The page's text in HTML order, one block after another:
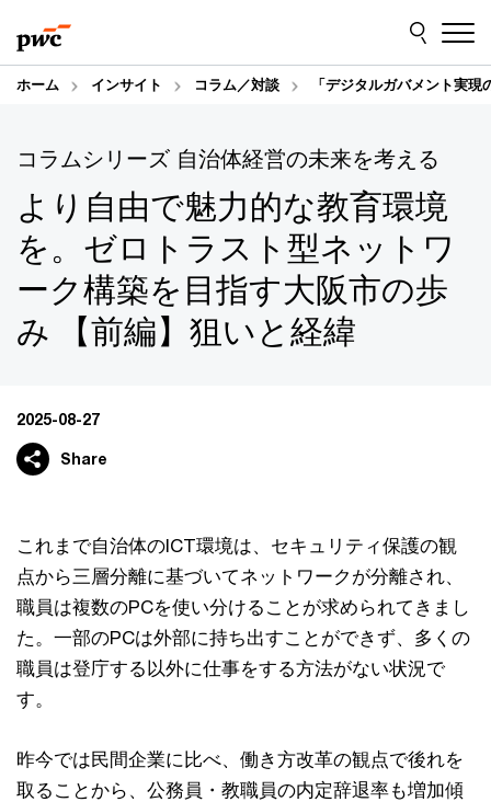
to
content
to
footer
ホーム インサイト コラム／対談 「デジタルガバメント実
コラムシリーズ 自治体経営の未来を考える
より自由で魅力的な教育環境
を。ゼロトラスト型ネットワ
ーク構築を目指す大阪市の歩
み 【前編】狙いと経緯
2025-08-27
Share
これまで自治体のICT環境は、セキュリティ保護の観
点から三層分離に基づいてネットワークが分離され、
職員は複数のPCを使い分けることが求められてきまし
た。一部のPCは外部に持ち出すことができず、多くの
職員は登庁する以外に仕事をする方法がない状況で
す。
昨今では民間企業に比べ、働き方改革の観点で後れを
取ることから、公務員・教職員の内定辞退率も増加傾